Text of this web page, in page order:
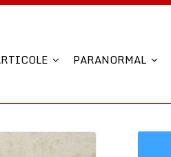
PARANORMAL